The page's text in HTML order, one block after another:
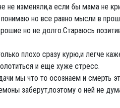
изменяли,а если бы мама не
понимаю но все равно мысли в
но не долго.Стараюсь
плохо сразу курю,и легче
и еще хуже стресс.
мы что то осознаем и смерть
заберут,поэтому о ней не